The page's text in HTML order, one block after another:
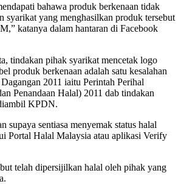
bahawa produk berkenaan tidak
syarikat yang menghasilkan produk tersebut
katanya dalam hantaran di Facebook
tindakan pihak syarikat mencetak logo
produk berkenaan adalah satu kesalahan
2011 iaitu Perintah Perihal
Penandaan Halal) 2011 dab tindakan
KPDN.
supaya sentiasa menyemak status halal
Portal Halal Malaysia atau aplikasi Verify
telah dipersijilkan halal oleh pihak yang